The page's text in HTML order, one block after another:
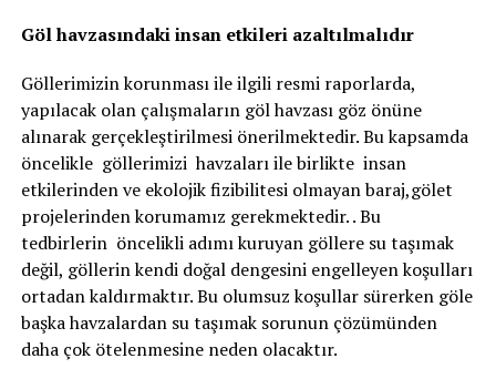
Göl havzasındaki insan etkileri azaltılmalıdır
Göllerimizin korunması ile ilgili resmi raporlarda,
yapılacak olan çalışmaların göl havzası göz önüne
alınarak gerçekleştirilmesi önerilmektedir. Bu kapsamda
öncelikle göllerimizi havzaları ile birlikte insan
etkilerinden ve ekolojik fizibilitesi olmayan baraj,gölet
projelerinden korumamız gerekmektedir. . Bu
tedbirlerin öncelikli adımı kuruyan göllere su taşımak
değil, göllerin kendi doğal dengesini engelleyen koşulları
ortadan kaldırmaktır. Bu olumsuz koşullar sürerken göle
başka havzalardan su taşımak sorunun çözümünden
daha çok ötelenmesine neden olacaktır.